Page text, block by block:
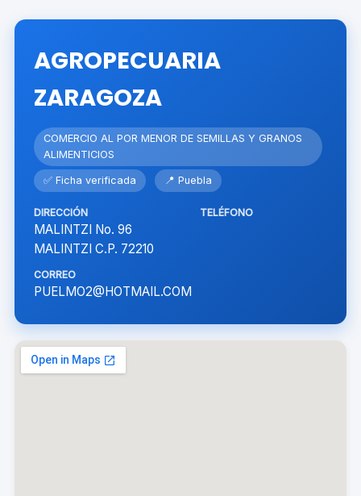
AGROPECUARIA
ZARAGOZA
COMERCIO AL POR MENOR DE SEMILLAS Y GRANOS
ALIMENTICIOS
✅ Ficha verificada 📍 Puebla
DIRECCIÓN
MALINTZI No. 96
MALINTZI C.P. 72210
TELÉFONO
CORREO
PUELMO2@HOTMAIL.COM